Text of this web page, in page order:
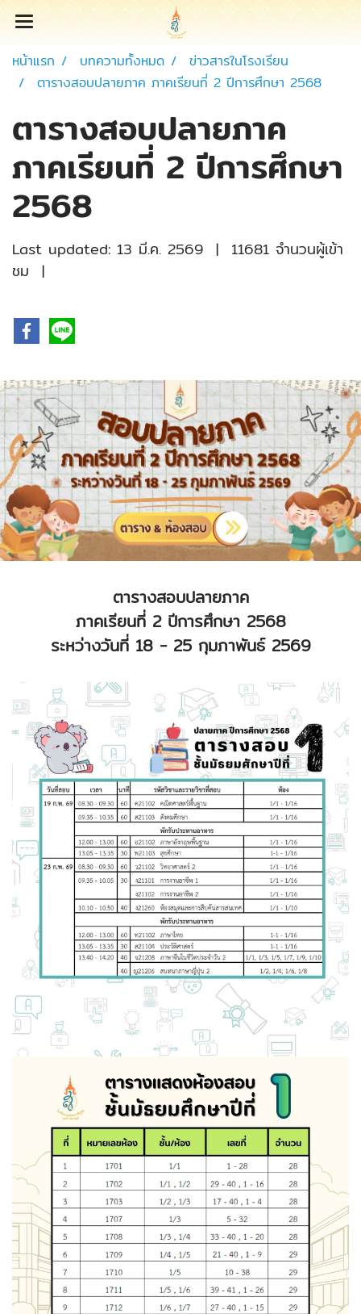
หน้าแรก บทความทั้งหมด
ข่าวสารในโรงเรียน
ตารางสอบปลายภาค ภาคเรียนที่ 2 ปีการศึกษา 2568
ตารางสอบปลายภาค
ภาคเรียนที่ 2 ปีการศึกษา
2568
Last updated: 13 มี.ค. 2569 | 11681 จำนวนผู้เข้า
ชม |
ตารางสอบปลายภาค
ภาคเรียนที่ 2 ปีการศึกษา 2568
ระหว่างวันที่ 18 - 25 กุมภาพันธ์ 2569